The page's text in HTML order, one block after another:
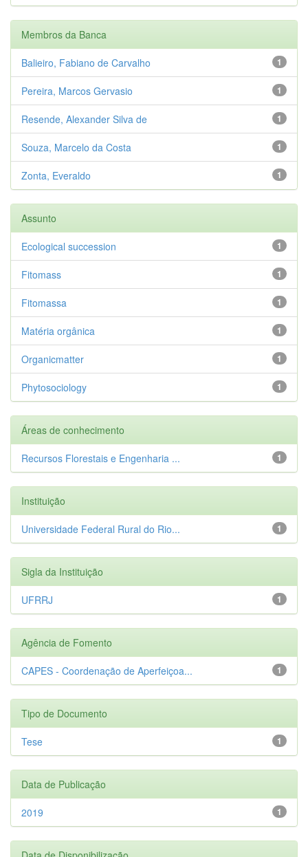
Membros da Banca
1
Balieiro, Fabiano de Carvalho
1
Pereira, Marcos Gervasio
1
Resende, Alexander Silva de
1
Souza, Marcelo da Costa
1
Zonta, Everaldo
Assunto
1
Ecological succession
1
Fitomass
1
Fitomassa
1
Matéria orgânica
1
Organicmatter
1
Phytosociology
Áreas de conhecimento
1
Recursos Florestais e Engenharia ...
Instituição
1
Universidade Federal Rural do Rio...
Sigla da Instituição
1
UFRRJ
Agência de Fomento
1
CAPES - Coordenação de Aperfeiçoa...
Tipo de Documento
1
Tese
Data de Publicação
1
2019